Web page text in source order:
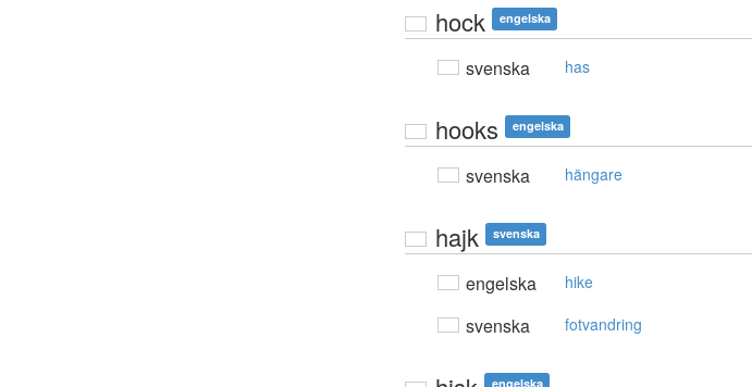
hock engelska
svenska has
hooks engelska
svenska hängare
hajk svenska
engelska hike
svenska fotvandring
engelska